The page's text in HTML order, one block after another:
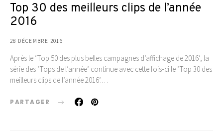
Top 30 des meilleurs clips de l’année
2016
28 DÉCEMBRE 2016
Après le ‘Top 50 des plus belles campagnes d’affichage de 2016‘, la
série des ‘Tops de l’année‘ continue avec cette fois-ci le ‘Top 30 des
meilleurs clips de l’année 2016’.…
PARTAGER